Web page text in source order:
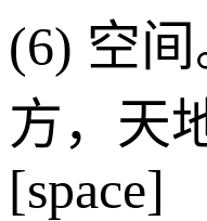
(6) 空
方，天
[space]